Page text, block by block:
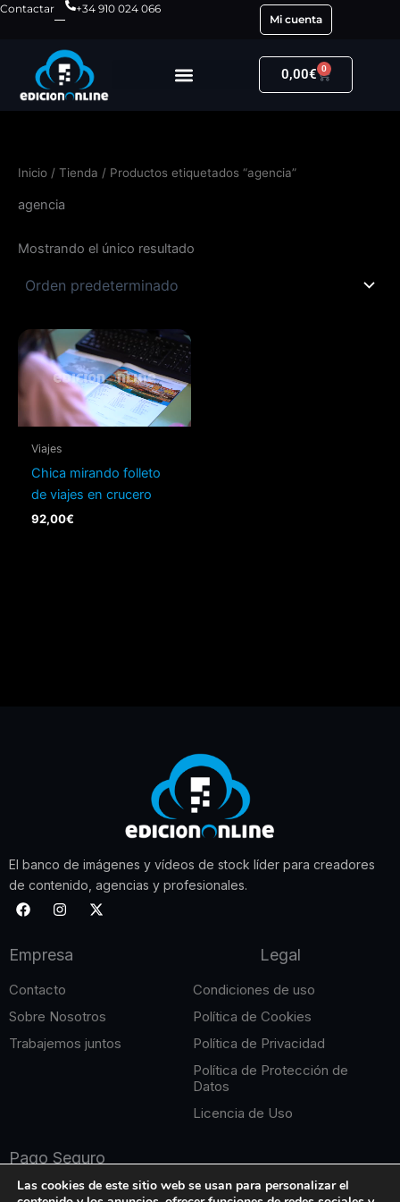
Ir
contenido
Contactar
+34 910 024 066
Mi cuenta
0,00€ 0
Carrito
Inicio / Tienda / Productos etiquetados “agencia”
agencia
Mostrando el único resultado
Viajes
Chica mirando folleto
de viajes en crucero
92,00€
El banco de imágenes y vídeos de stock líder para creadores
de contenido, agencias y profesionales.
F
a
b
o
I
n
a
r
m
X
-
r
Empresa
Contacto
Sobre Nosotros
Trabajemos juntos
Legal
Condiciones de uso
Política de Cookies
Política de Privacidad
Política de Protección de
Datos
Licencia de Uso
Pago Seguro
Las cookies de este sitio web se usan para personalizar el